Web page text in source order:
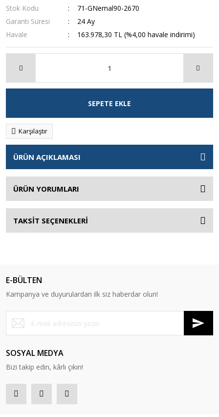
Stok Kodu
71-GNemal90-2670
Garanti Süresi
24 Ay
Havale
163.978,30 TL (%4,00 havale indirimi)
SEPETE EKLE
Karşılaştır
ÜRÜN AÇIKLAMASI
ÜRÜN YORUMLARI
TAKSİT SEÇENEKLERİ
E-BÜLTEN
Kampanya ve duyurulardan ilk siz haberdar olun!
SOSYAL MEDYA
Bizi takip edin, kârlı çıkın!